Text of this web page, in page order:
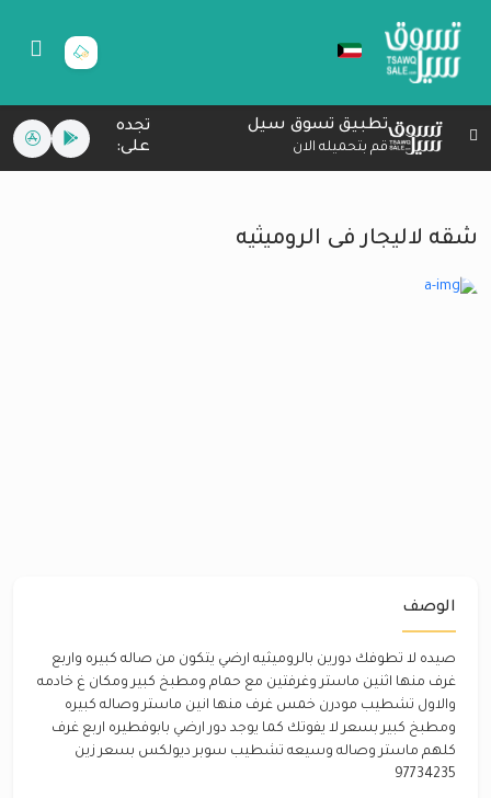
تطبيق تسوق سيل
قم بتحميله الان
تجده
على:
شقه لاليجار فى الروميثيه
الوصف
صيده لا تطوفك دورين بالروميثيه ارضي يتكون من صاله كبيره واربع
غرف منها اثنين ماستر وغرفتين مع حمام ومطبخ كبير ومكان غ خادمه
والاول تشطيب مودرن خمس غرف منها انين ماستر وصاله كبيره
ومطبخ كبير بسعر لا يفوتك كما يوجد دور ارضي بابوفطيره اربع غرف
كلهم ماستر وصاله وسيعه تشطيب سوبر ديولكس بسعر زين
97734235